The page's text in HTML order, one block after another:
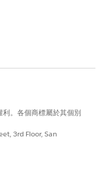
。各個商標屬於其個別
3rd Floor, San